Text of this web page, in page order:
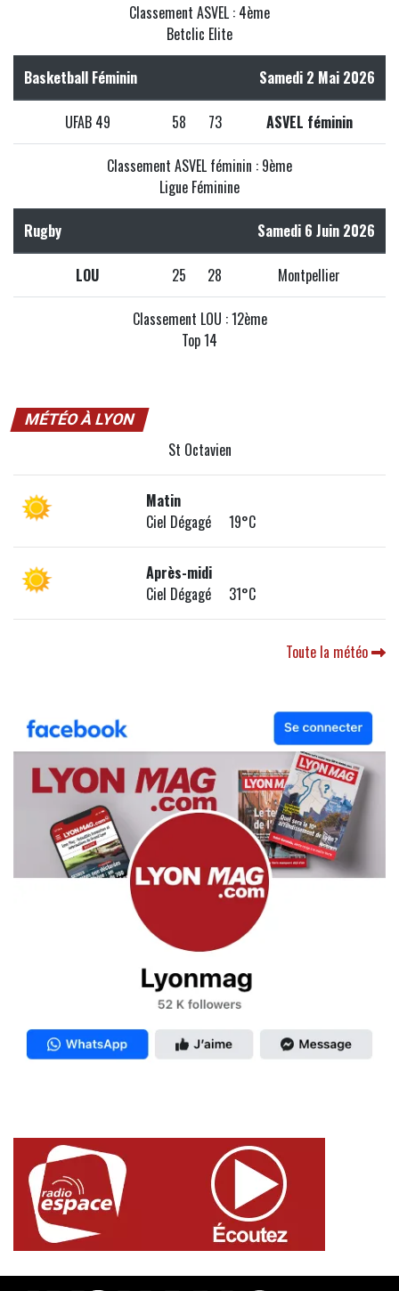
Classement ASVEL : 4ème
Betclic Elite
Basketball Féminin Samedi 2 Mai 2026
UFAB 49 58 73 ASVEL féminin
Classement ASVEL féminin : 9ème
Ligue Féminine
Rugby Samedi 6 Juin 2026
LOU 25 28 Montpellier
Classement LOU : 12ème
Top 14
MÉTÉO À LYON
St Octavien
Matin
Ciel Dégagé 19°C
Après-midi
Ciel Dégagé 31°C
Toute la météo